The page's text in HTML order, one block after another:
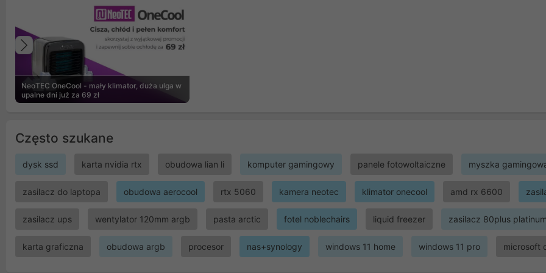
NeoTEC OneCool - mały klimator, duża ulga w
upalne dni już za 69 zł
Poprzedni
Często szukane
dysk ssd karta nvidia rtx obudowa lian li komputer gamingowy panele fotowoltaiczne myszka
zasilacz do laptopa obudowa aerocool rtx 5060 kamera neotec klimator onecool amd rx 6600
zasilacz ups wentylator 120mm argb pasta arctic fotel noblechairs liquid freezer zasilacz 80plus platinum
karta graficzna obudowa argb procesor nas+synology windows 11 home windows 11 pro microsoft